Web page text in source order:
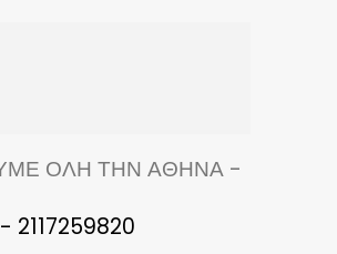
ΟΛΗ ΤΗΝ ΑΘΗΝΑ -
2117259820